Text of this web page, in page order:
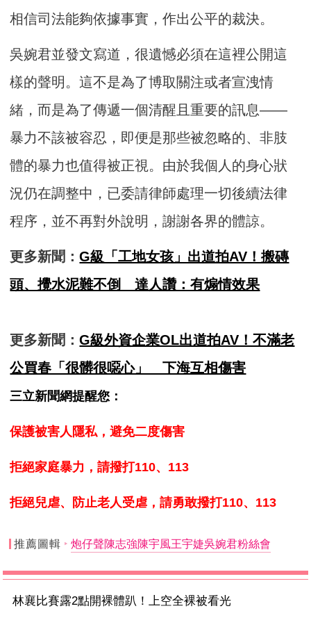
相信司法能夠依據事實，作出公平的裁決。
吳婉君並發文寫道，很遺憾必須在這裡公開這
樣的聲明。這不是為了博取關注或者宣洩情
緒，而是為了傳遞一個清醒且重要的訊息——
暴力不該被容忍，即便是那些被忽略的、非肢
體的暴力也值得被正視。由於我個人的身心狀
況仍在調整中，已委請律師處理一切後續法律
程序，並不再對外說明，謝謝各界的體諒。
更多新聞：G級「工地女孩」出道拍AV！搬磚
頭、攪水泥難不倒 達人讚：有煽情效果
更多新聞：G級外資企業OL出道拍AV！不滿老
公買春「很髒很噁心」 下海互相傷害
三立新聞網提醒您：
保護被害人隱私，避免二度傷害
拒絕家庭暴力，請撥打110、113
拒絕兒虐、防止老人受虐，請勇敢撥打110、113
推薦圖輯 炮仔聲陳志強陳宇風王宇婕吳婉君粉絲會
林襄比賽露2點開裸體趴！上空全裸被看光